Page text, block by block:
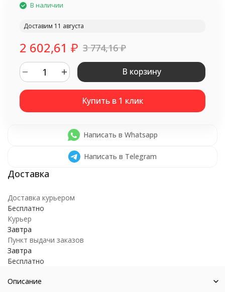
В наличии
Доставим 11 августа
2 602,61 ₽ 3 774,16₽
В корзину
Написать в Whatsapp
Написать в Telegram
Доставка курьером
Бесплатно
Курьер
Завтра
Пункт выдачи заказов
Завтра
Бесплатно
Описание